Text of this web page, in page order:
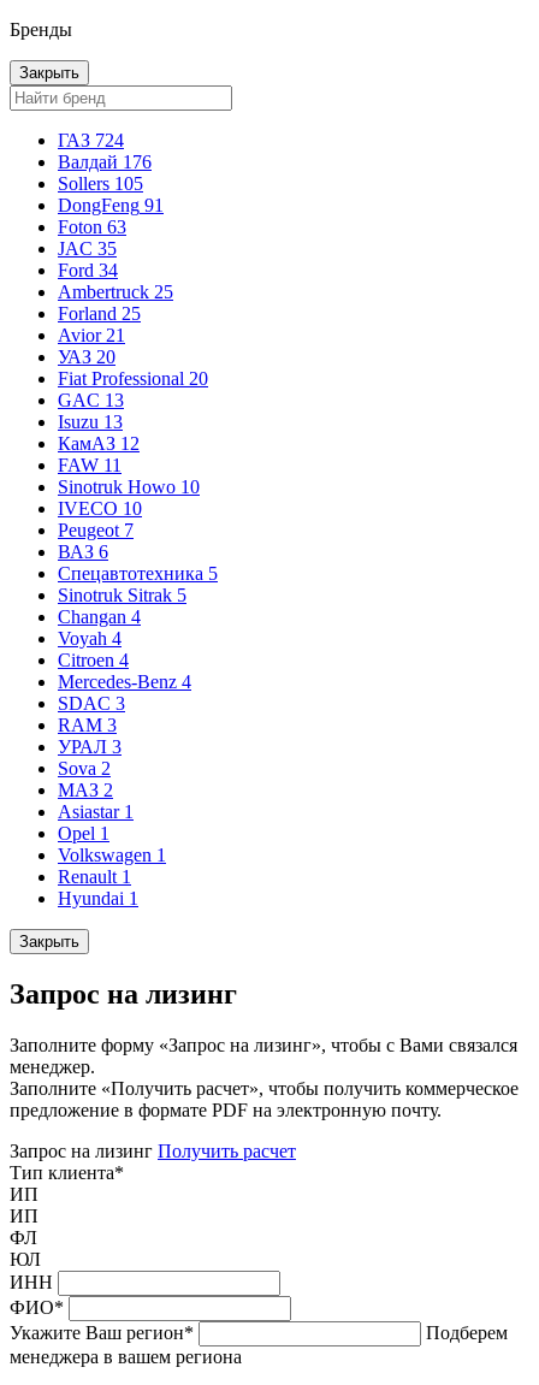
Бренды
Закрыть
ГАЗ 724
Валдай 176
Sollers 105
DongFeng 91
Foton 63
JAC 35
Ford 34
Ambertruck 25
Forland 25
Avior 21
УАЗ 20
Fiat Professional 20
GAC 13
Isuzu 13
КамАЗ 12
FAW 11
Sinotruk Howo 10
IVECO 10
Peugeot 7
ВАЗ 6
Спецавтотехника 5
Sinotruk Sitrak 5
Changan 4
Voyah 4
Citroen 4
Mercedes-Benz 4
SDAC 3
RAM 3
УРАЛ 3
Sova 2
МАЗ 2
Asiastar 1
Opel 1
Volkswagen 1
Renault 1
Hyundai 1
Закрыть
Запрос на лизинг
Заполните форму «Запрос на лизинг», чтобы с Вами связался
менеджер.
Заполните «Получить расчет», чтобы получить коммерческое
предложение в формате PDF на электронную почту.
Запрос на лизинг Получить расчет
Тип клиента*
ИП
ИП
ФЛ
ЮЛ
ИНН
ФИО*
Укажите Ваш регион*
Подберем
менеджера в вашем региона